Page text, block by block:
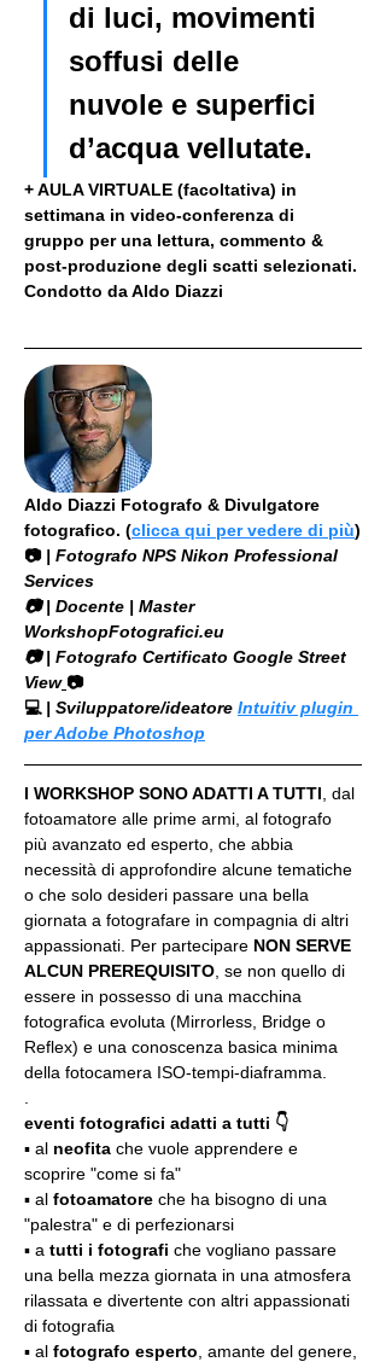
di luci, movimenti
soffusi delle
nuvole e superfici
d’acqua vellutate.
+ AULA VIRTUALE (facoltativa) in
settimana in video-conferenza di
gruppo per una lettura, commento &
post-produzione degli scatti selezionati.
Condotto da Aldo Diazzi
Aldo Diazzi Fotografo & Divulgatore
fotografico. (clicca qui per vedere di più)
📷 | Fotografo NPS Nikon Professional
Services
​📷 | Docente | Master
WorkshopFotografici.eu
📷 | Fotografo Certificato Google Street
View 📷
💻 | Sviluppatore/ideatore Intuitiv plugin
per Adobe Photoshop
I WORKSHOP SONO ADATTI A TUTTI , dal
fotoamatore alle prime armi, al fotografo
più avanzato ed esperto, che abbia
necessità di approfondire alcune tematiche
o che solo desideri passare una bella
giornata a fotografare in compagnia di altri
appassionati. Per partecipare NON SERVE
ALCUN PREREQUISITO , se non quello di
essere in possesso di una macchina
fotografica evoluta (Mirrorless, Bridge o
Reflex) e una conoscenza basica minima
della fotocamera ISO-tempi-diaframma.
eventi fotografici adatti a tutti 👇
▪️ al neofita che vuole apprendere e
scoprire "come si fa"
▪️ al fotoamatore che ha bisogno di una
"palestra" e di perfezionarsi
▪️ a tutti i fotografi che vogliano passare
una bella mezza giornata in una atmosfera
rilassata e divertente con altri appassionati
di fotografia
▪️ al fotografo esperto , amante del genere,